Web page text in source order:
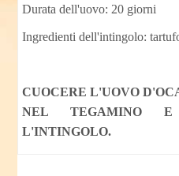
Durata dell'uovo: 20 giorni
Ingredienti dell'intingolo:
CUOCERE L'UOVO
NEL TEGAMINO E
L'INTINGOLO.